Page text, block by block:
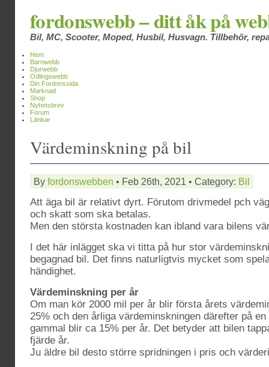
fordonswebb – ditt åk på
Bil, MC, Scooter, Moped, Husbil, Husvagn. Tillbehör,
Hem
Barnwebb
Djurwebb
Odlingswebb
Din Fordonssida
Marknad
Shop
Nyhetsbrev
Forum
Länkar
Värdeminskning på bil
By fordonswebben • Feb 26th, 2021 • Category: Bil
Att äga bil är relativt dyrt. Förutom drivmedel pch
och skatt som ska betalas.
Men den största kostnaden kan ibland vara bilens
I det här inlägget ska vi titta på hur stor
begagnad bil. Det finns naturligtvis mycket som
händighet.
Värdeminskning per år
Om man kör 2000 mil per år blir första årets
25% och den årliga värdeminskningen därefter på
gammal blir ca 15% per år. Det betyder att bilen
fjärde år.
Ju äldre bil desto större spridningen i pris och